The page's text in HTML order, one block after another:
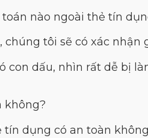
nào ngoài thẻ tín
tôi sẽ có xác nhận
con dấu, nhìn rất dễ bị
không?
dụng có an toàn